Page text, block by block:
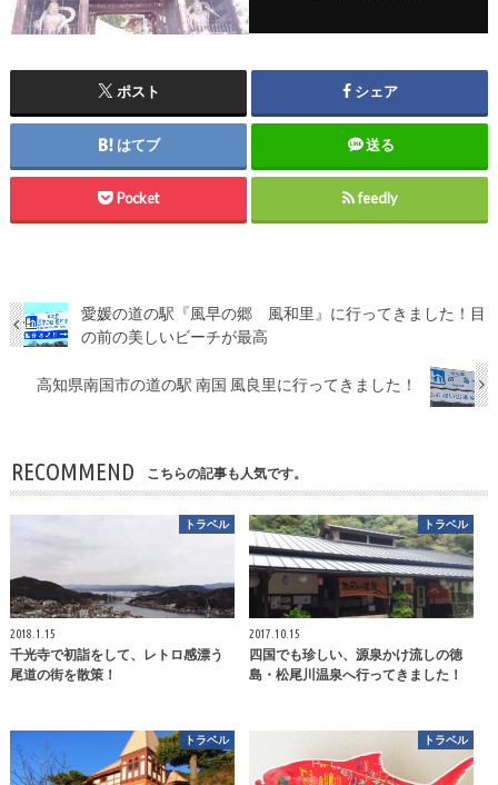
ポスト シェア
はてブ 送る
Pocket feedly
愛媛の道の駅『風早の郷 風和里』に行ってきました！目
の前の美しいビーチが最高
高知県南国市の道の駅 南国 風良里に行ってきました！
RECOMMEND こちらの記事も人気です。
トラベル
2018.1.15
千光寺で初詣をして、レトロ感漂う
尾道の街を散策！
トラベル
2017.10.15
四国でも珍しい、源泉かけ流しの徳
島・松尾川温泉へ行ってきました！
トラベル トラベル